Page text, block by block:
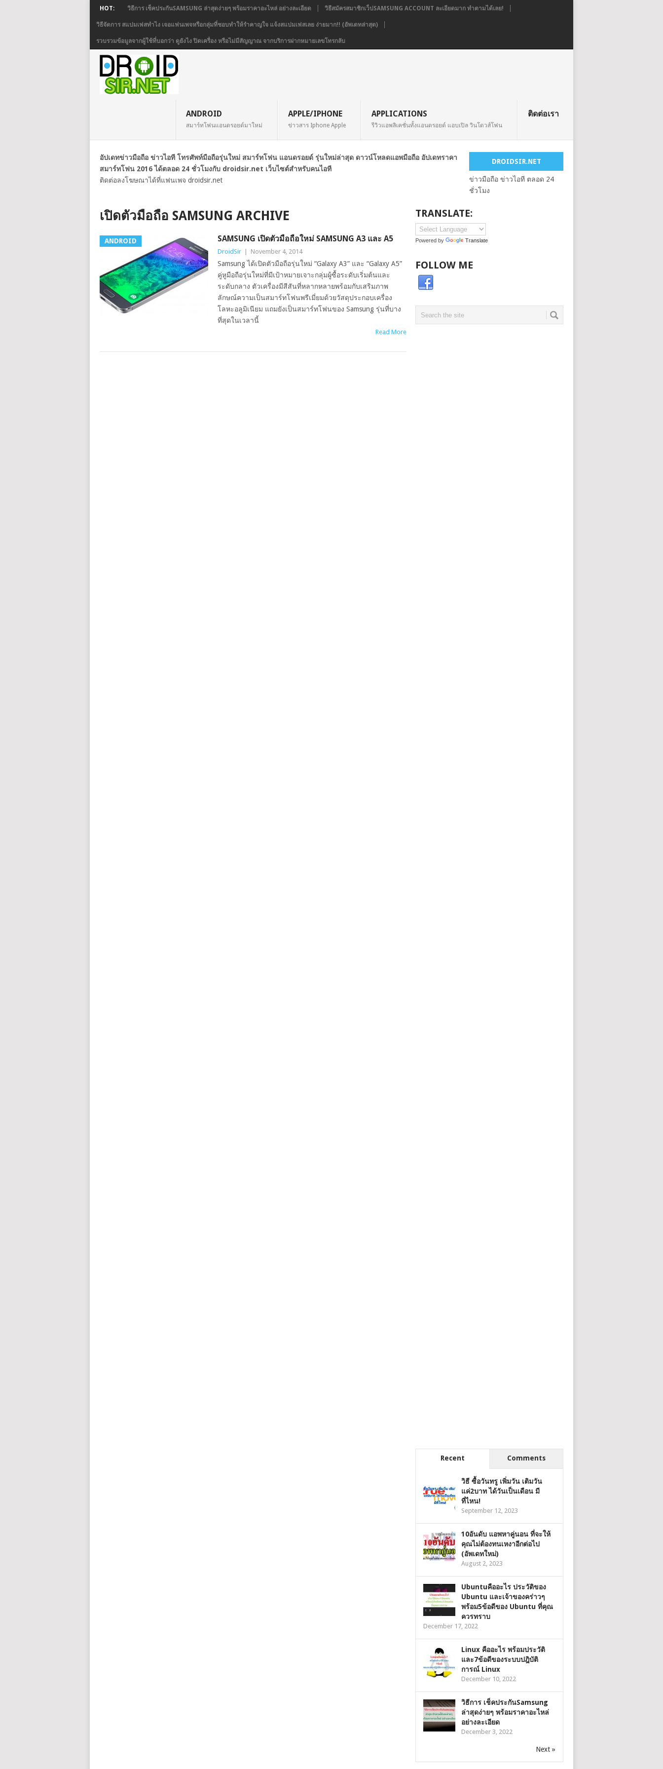
HOT: วิธีการ เช็คประกันSAMSUNG ล่าสุดง่ายๆ พร้อมราคาอะไหล่ อย่างละเอียด วิธีสมัครสมาชิกเว็ปSAMSUNG ACCOUNT ละเอียดมาก ทำตามได้เลย!
วิธีจัดการ สแปมเฟสทำไง เจอแฟนเพจหรือกลุ่มที่ชอบทำให้รำคาญใจ แจ้งสแปมเฟสเลย ง่ายมาก!! (อัพเดทล่าสุด)
รวบรวมข้อมูลจากผู้ใช้ที่บอกว่า ดูยังไง ปิดเครื่อง หรือไม่มีสัญญาณ จากบริการฝากหมายเลขโทรกลับ
ANDROID
สมาร์ทโฟนแอนดรอยด์มาใหม่
APPLE/IPHONE
ข่าวสาร Iphone Apple
APPLICATIONS
รีวิวแอพลิเคชั่นทั้งแอนดรอยด์ แอบเปิล วินโดวส์โฟน
ติดต่อเรา
อัปเดทข่าวมือถือ ข่าวไอที โทรศัพท์มือถือรุ่นใหม่ สมาร์ทโฟน แอนดรอยด์ รุ่นใหม่ล่าสุด ดาวน์โหลดแอพมือถือ อัปเดทราคา
สมาร์ทโฟน 2016 ได้ตลอด 24 ชั่วโมงกับ droidsir.net เว็บไซต์สำหรับคนไอที
ติดต่อลงโฆษณาได้ที่แฟนเพจ droidsir.net
DROIDSIR.NET
ข่าวมือถือ ข่าวไอที ตลอด 24
ชั่วโมง
เปิดตัวมือถือ SAMSUNG ARCHIVE
ANDROID SAMSUNG เปิดตัวมือถือใหม่ SAMSUNG A3 และ A5
DroidSir November 4, 2014
Samsung ได้เปิดตัวมือถือรุ่นใหม่ “Galaxy A3” และ “Galaxy A5”
คู่หูมือถือรุ่นใหม่ที่มีเป้าหมายเจาะกลุ่มผู้ซื้อระดับเริ่มต้นและ
ระดับกลาง ตัวเครื่องมีสีสันที่หลากหลายพร้อมกับเสริมภาพ
ลักษณ์ความเป็นสมาร์ทโฟนพรีเมี่ยมด้วยวัสดุประกอบเครื่อง
โลหะอลูมิเนียม แถมยังเป็นสมาร์ทโฟนของ Samsung รุ่นที่บาง
ที่สุดในเวลานี้
Read More
TRANSLATE:
Powered by Translate
FOLLOW ME
Recent Comments
วิธี ซื้อวันทรู เพิ่มวัน เติมวัน
แค่2บาท ได้วันเป็นเดือน มี
ที่ไหน!
September 12, 2023
10อันดับ แอพหาคู่นอน ที่จะให้
คุณไม่ต้องทนเหงาอีกต่อไป
(อัพเดทใหม่)
August 2, 2023
Ubuntuคืออะไร ประวัติของ
Ubuntu และเจ้าของคร่าวๆ
พร้อม5ข้อดีของ Ubuntu ที่คุณ
ควรทราบ
December 17, 2022
Linux คืออะไร พร้อมประวัติ
และ7ข้อดีของระบบปฎิบัติ
การณ์ Linux
December 10, 2022
วิธีการ เช็คประกันSamsung
ล่าสุดง่ายๆ พร้อมราคาอะไหล่
อย่างละเอียด
December 3, 2022
Next »